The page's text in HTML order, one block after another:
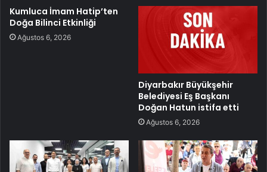
Kumluca İmam Hatip’ten
Doğa Bilinci Etkinliği
Ağustos 6, 2026
Diyarbakır Büyükşehir
Belediyesi Eş Başkanı
Doğan Hatun istifa etti
Ağustos 6, 2026